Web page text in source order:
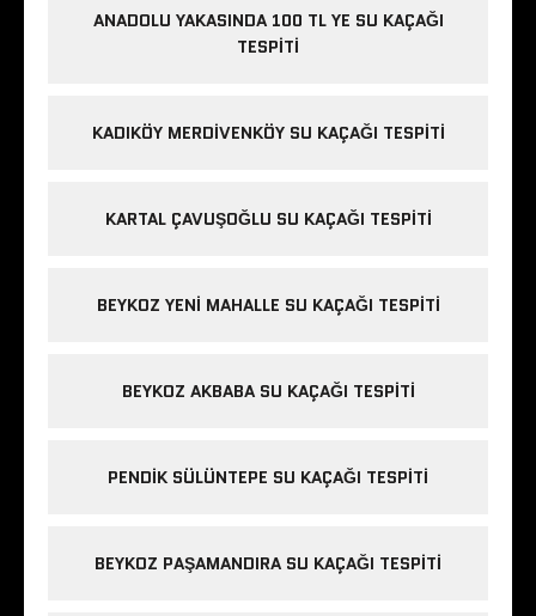
ANADOLU YAKASINDA 100 TL YE SU KAÇAĞI
TESPITI
KADIKÖY MERDIVENKÖY SU KAÇAĞI TESPITI
KARTAL ÇAVUŞOĞLU SU KAÇAĞI TESPITI
BEYKOZ YENI MAHALLE SU KAÇAĞI TESPITI
BEYKOZ AKBABA SU KAÇAĞI TESPITI
PENDIK SÜLÜNTEPE SU KAÇAĞI TESPITI
BEYKOZ PAŞAMANDIRA SU KAÇAĞI TESPITI